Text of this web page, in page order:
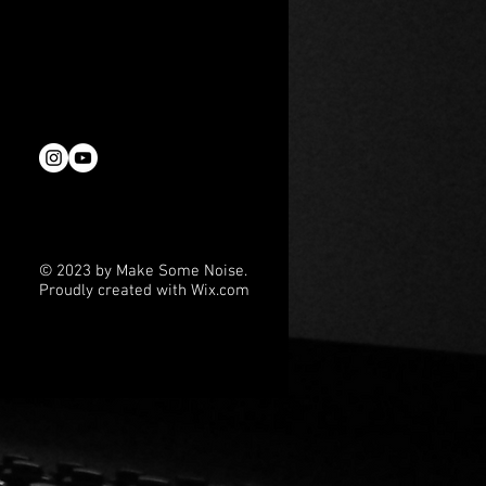
erzählen“
auf eine Rückkehr
© 2023 by Make Some Noise.
Proudly created with Wix.com